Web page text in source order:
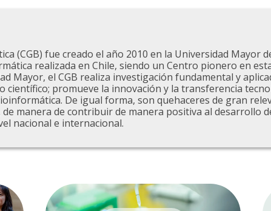
(CGB) fue creado el año 2010 en la Universidad Mayor
realizada en Chile, siendo un Centro pionero en
Mayor, el CGB realiza investigación fundamental y
promueve la innovación y la transferencia
De igual forma, son quehaceres de gran
manera de contribuir de manera positiva al desarrollo
nacional e internacional.